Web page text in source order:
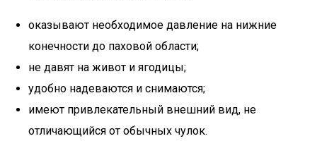
оказывают необходимое давление на нижние
конечности до паховой области;
не давят на живот и ягодицы;
удобно надеваются и снимаются;
имеют привлекательный внешний вид, не
отличающийся от обычных чулок.